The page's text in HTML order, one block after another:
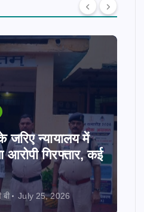
जरिए न्यायालय में
आरोपी गिरफ्तार, कई
बी July 25, 2026